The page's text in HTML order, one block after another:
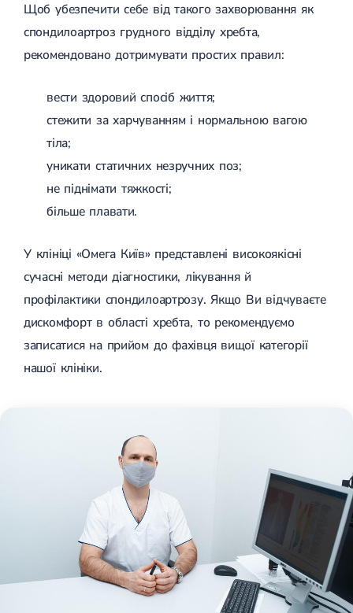
Щоб убезпечити себе від такого захворювання як
спондилоартроз грудного відділу хребта,
рекомендовано дотримувати простих правил:
вести здоровий спосіб життя;
стежити за харчуванням і нормальною вагою
тіла;
уникати статичних незручних поз;
не піднімати тяжкості;
більше плавати.
У клініці «Омега Київ» представлені високоякісні
сучасні методи діагностики, лікування й
профілактики спондилоартрозу. Якщо Ви відчуваєте
дискомфорт в області хребта, то рекомендуємо
записатися на прийом до фахівця вищої категорії
нашої клініки.